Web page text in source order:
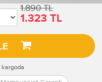
1.890 TL
1.323 TL
kargoda